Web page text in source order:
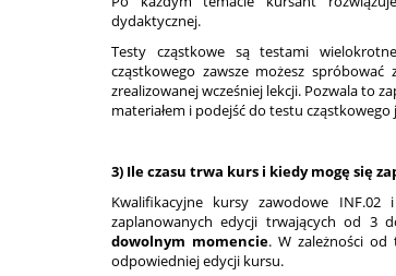
dydaktycznej.
Testy cząstkowe są testami
cząstkowego zawsze możesz
zrealizowanej wcześniej lekcji. Pozwala to
materiałem i podejść do testu cząstkowego
3) Ile czasu trwa kurs i kiedy mogę się
Kwalifikacyjne kursy zawodowe INF.02
zaplanowanych edycji trwających od 3
dowolnym momencie. W zależności
odpowiedniej edycji kursu.